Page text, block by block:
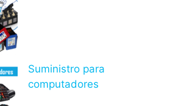
Suministro para
computadores